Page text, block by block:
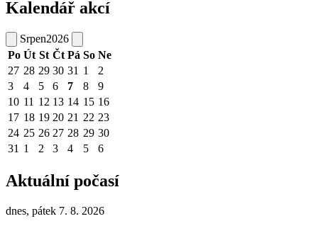
Kalendář akcí
Srpen2026
Po Út St Čt Pá So Ne
27 28 29 30 31 1
2
3
4 5 6 7 8
9
10 11 12 13 14 15 16
17 18 19 20 21 22 23
24 25 26 27 28 29 30
31 1 2 3 4 5 6
Aktuální počasí
dnes, pátek 7. 8. 2026